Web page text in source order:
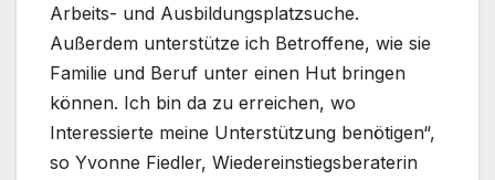
Arbeits- und Ausbildungsplatzsuche.
Außerdem unterstütze ich Betroffene, wie sie
Familie und Beruf unter einen Hut bringen
können. Ich bin da zu erreichen, wo
Interessierte meine Unterstützung benötigen“,
so Yvonne Fiedler, Wiedereinstiegsberaterin